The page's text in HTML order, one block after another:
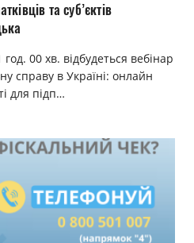
та суб’єктів
00 хв. відбудеться вебінар
справу в Україні: онлайн
для підп…